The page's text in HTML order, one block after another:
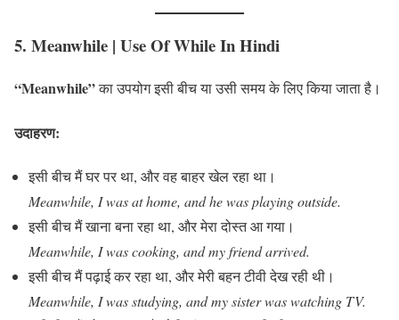
5. Meanwhile | Use Of While In Hindi
“Meanwhile”का उपयोग इसी बीच या उसी समय के लिए किया जाता है।
उदाहरण:
इसी बीच मैं घर पर था, और वह बाहर खेल रहा था।
Meanwhile, I was at home, and he was playing outside.
इसी बीच मैं खाना बना रहा था, और मेरा दोस्त आ गया।
Meanwhile, I was cooking, and my friend arrived.
इसी बीच मैं पढ़ाई कर रहा था, और मेरी बहन टीवी देख रही थी।
Meanwhile, I was studying, and my sister was watching TV.